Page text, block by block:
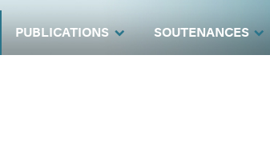
PUBLICATIONS SOUTENANCES